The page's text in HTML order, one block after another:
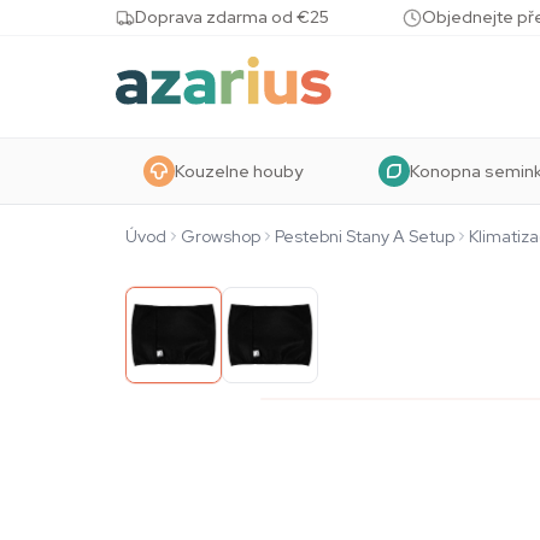
Skip to contentDoprava zdarma od €25 Objednejte
Kouzelne houby Konopna
Úvod Growshop Pestebni Stany A Setup